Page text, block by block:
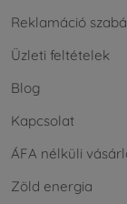
Reklamáció
Üzleti feltételek
Blog
Kapcsolat
ÁFA nélküli
Zöld energia